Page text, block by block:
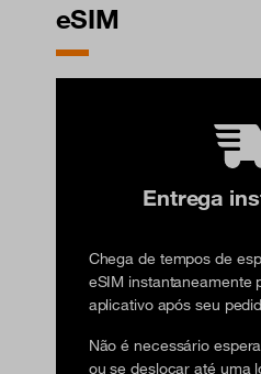
eSIM
Entrega
Chega de tempos de
eSIM instantaneamente
aplicativo após seu
Não é necessário
ou se deslocar até uma